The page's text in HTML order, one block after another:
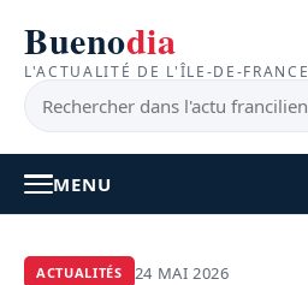
Buenodia
L'ACTUALITÉ DE L'ÎLE-DE-FRANCE
MENU
ACTUALITÉS 24 MAI 2026